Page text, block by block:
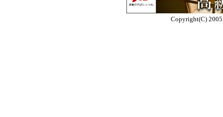
Copyright(C)